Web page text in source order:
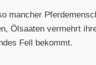
mancher
Ölsaaten vermehrt
Fell bekommt.